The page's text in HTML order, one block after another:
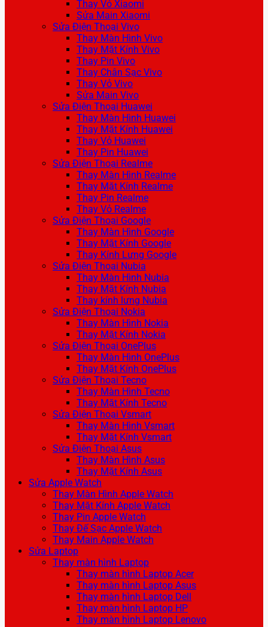
Thay Vỏ Xiaomi
Sửa Main Xiaomi
Sửa Điện Thoại Vivo
Thay Màn Hình Vivo
Thay Mặt Kính Vivo
Thay Pin Vivo
Thay Chân Sạc Vivo
Thay Vỏ Vivo
Sửa Main Vivo
Sửa Điện Thoại Huawei
Thay Màn Hình Huawei
Thay Mặt Kính Huawei
Thay Vỏ Huawei
Thay Pin Huawei
Sửa Điện Thoại Realme
Thay Màn Hình Realme
Thay Mặt Kính Realme
Thay Pin Realme
Thay Vỏ Realme
Sửa Điện Thoại Google
Thay Màn Hình Google
Thay Mặt Kính Google
Thay Kính Lưng Google
Sửa Điện Thoại Nubia
Thay Màn Hình Nubia
Thay Mặt Kính Nubia
Thay kính lưng Nubia
Sửa Điện Thoại Nokia
Thay Màn Hình Nokia
Thay Mặt Kính Nokia
Sửa Điện Thoại OnePlus
Thay Màn Hình OnePlus
Thay Mặt Kính OnePlus
Sửa Điện Thoại Tecno
Thay Màn Hình Tecno
Thay Mặt Kính Tecno
Sửa Điện Thoại Vsmart
Thay Màn Hình Vsmart
Thay Mặt Kính Vsmart
Sửa Điện Thoại Asus
Thay Màn Hình Asus
Thay Mặt Kính Asus
Sửa Apple Watch
Thay Màn Hình Apple Watch
Thay Mặt Kính Apple Watch
Thay Pin Apple Watch
Thay Đế Sạc Apple Watch
Thay Main Apple Watch
Sửa Laptop
Thay màn hình Laptop
Thay màn hình Laptop Acer
Thay màn hình Laptop Asus
Thay màn hình Laptop Dell
Thay màn hình Laptop HP
Thay màn hình Laptop Lenovo